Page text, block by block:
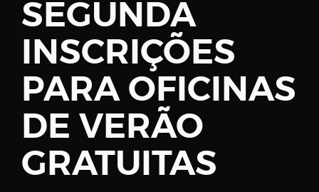
Register
Username
SEGUNDA
INSCRIÇÕES
PARA OFICINAS
DE VERÃO
GRATUITAS